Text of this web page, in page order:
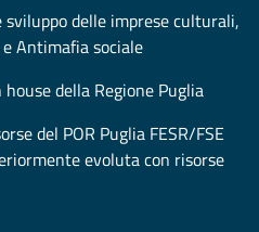
sviluppo delle imprese culturali,
Antimafia sociale
della Regione Puglia
del POR Puglia FESR/FSE
evoluta con risorse